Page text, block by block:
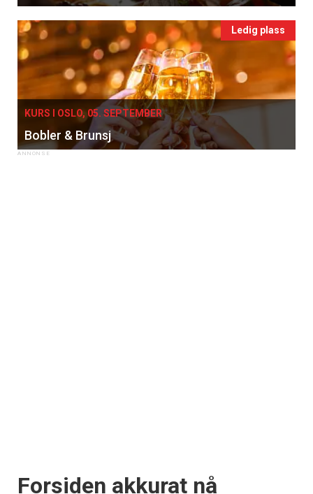
Ledig plass
KURS I OSLO, 05. SEPTEMBER
Bobler & Brunsj
Forsiden akkurat nå